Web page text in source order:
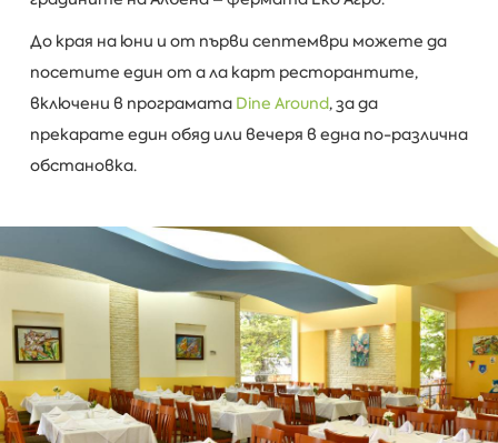
До края на юни и от първи септември можете да
посетите един от а ла карт ресторантите,
включени в програмата Dine Around, за да
прекарате един обяд или вечеря в една по-различна
обстановка.